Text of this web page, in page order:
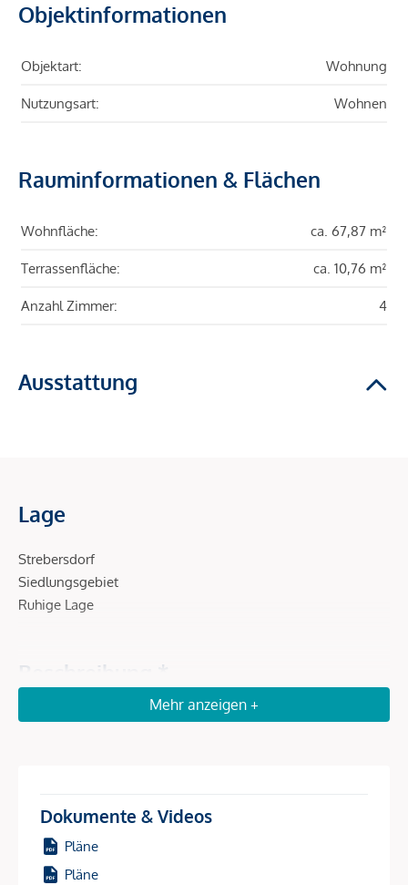
Objektinformationen
Objektart: Wohnung
Nutzungsart: Wohnen
Rauminformationen & Flächen
Wohnfläche: ca. 67,87 m²
Terrassenfläche: ca. 10,76 m²
Anzahl Zimmer: 4
Ausstattung
Lage
Strebersdorf
Siedlungsgebiet
Ruhige Lage
Beschreibung *
Top 1.02 Kaufpreis: schlüsselfertig EUR 449.900,00
exklusive, schlüsselfertige Eigentumswohnungen auf
Eigengrund. Das Projekt bietet 27 Garagenplätze und
Mehr anzeigen +
Dokumente & Videos
Pläne
Pläne